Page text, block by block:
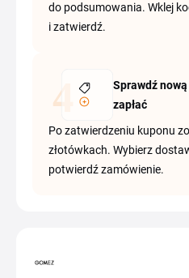
do podsumowania. Wklej
i zatwierdź.
Sprawdź
zapłać
Po zatwierdzeniu kuponu
złotówkach. Wybierz
potwierdź zamówienie.